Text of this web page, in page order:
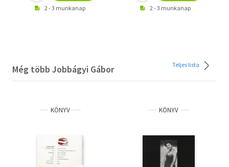
2 - 3 munkanap 2 - 3 munkanap
Még több Jobbágyi Gábor Teljes lista
KÖNYV KÖNYV